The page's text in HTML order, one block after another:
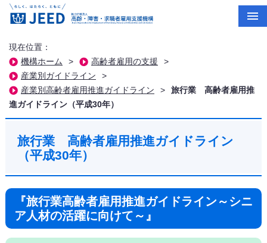
現在位置：
機構ホーム
> 高齢者雇用の支援
>
産業別ガイドライン
>
産業別高齢者雇用推進ガイドライン
>
旅行業 高齢者雇用推
進ガイドライン（平成30年）
旅行業 高齢者雇用推進ガイドライン
（平成30年）
『旅行業高齢者雇用推進ガイドライン～シニ
ア人材の活躍に向けて～』